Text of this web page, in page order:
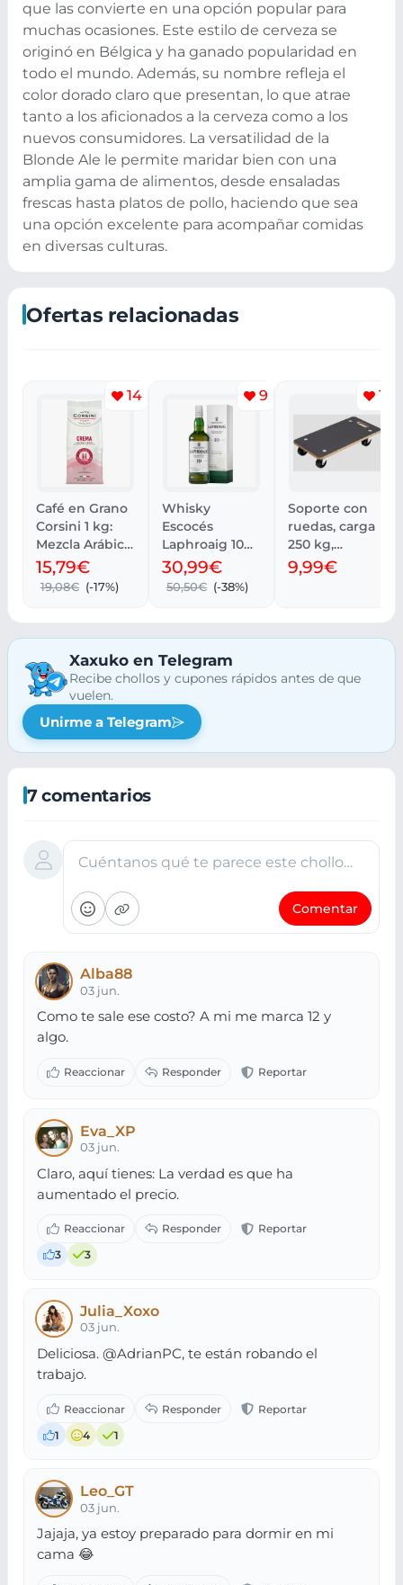
que las convierte en una opción popular para
muchas ocasiones. Este estilo de cerveza se
originó en Bélgica y ha ganado popularidad en
todo el mundo. Además, su nombre refleja el
color dorado claro que presentan, lo que atrae
tanto a los aficionados a la cerveza como a los
nuevos consumidores. La versatilidad de la
Blonde Ale le permite maridar bien con una
amplia gama de alimentos, desde ensaladas
frescas hasta platos de pollo, haciendo que sea
una opción excelente para acompañar comidas
en diversas culturas.
Ofertas relacionadas
14
Café en Grano
Corsini 1 kg:
Mezcla Arábica
y Robusta
15,79€
19,08€ (-17%)
9
Whisky
Escocés
Laphroaig 10
Años Peated -
700 ml, 40%
30,99€
50,50€ (-38%)
14
Soporte con
ruedas, carga
250 kg,
disponible
desde día 8.
9,99€
Xaxuko en Telegram
Recibe chollos y cupones rápidos antes de que
vuelen.
Unirme a Telegram
7 comentarios
Cuéntanos qué te parece este chollo…
Comentar
Alba88
03 jun.
Como te sale ese costo? A mi me marca 12 y
algo.
Eva_XP
03 jun.
Claro, aquí tienes: La verdad es que ha
aumentado el precio.
3 3
Julia_Xoxo
03 jun.
Deliciosa. @AdrianPC, te están robando el
trabajo.
1 4 1
Leo_GT
03 jun.
Jajaja, ya estoy preparado para dormir en mi
cama 😂